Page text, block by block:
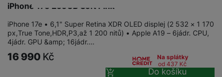
iPhone 17e 256GB Soft Pink
iPhone 17e • 6,1" Super Retina XDR OLED displej (2 532 × 1 170
px,True Tone,HDR,P3,až 1 200 nitů) • Apple A19 – 6jádr. CPU,
4jádr. GPU &amp; 16jádr.…
16 990 Kč
Na splátky
od 437 Kč
Do košíku